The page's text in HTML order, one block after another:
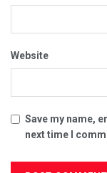
Website
Save my name,
next time I